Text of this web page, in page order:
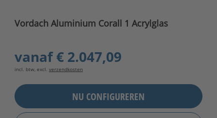
Vordach Aluminium Corall 1 Acrylglas
vanaf€ 2.047,09
incl. btw, excl. verzendkosten
NU CONFIGUREREN